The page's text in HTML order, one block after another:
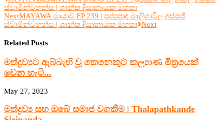
ස්වාමීන්වහන්ස | ශාන්ත දිසානායක මහතා
NextMAYAWA මායාව EP 239 | පූජ්‍යපාද මාලිගාවිල අස්සජි
ස්වාමීන්වහන්ස | ශාන්ත දිසානායක මහතා Next
Related Posts
මත්ද්‍රව්‍යට ඇබ්බැහි වූ කෙනෙකුට කල්‍යාණ මිත්‍රයෙක්
වෙන හැටි...
May 27, 2023
මත්ද්‍රව්‍ය සහ ඔබේ සමාජ වගකීම | Thalapathkande